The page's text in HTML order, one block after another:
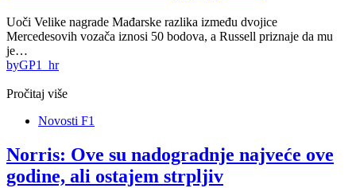
Uoči Velike nagrade Mađarske razlika između dvojice
Mercedesovih vozača iznosi 50 bodova, a Russell priznaje da mu
je…
byGP1_hr
Pročitaj više
Novosti F1
Norris: Ove su nadogradnje najveće ove
godine, ali ostajem strpljiv